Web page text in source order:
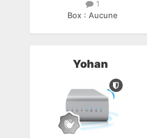
1
Box :Aucune
Yohan